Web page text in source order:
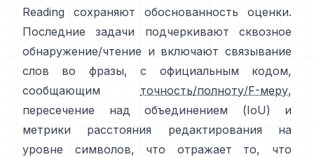
Reading
сохраняют обоснованность оценки.
Последние задачи подчеркивают сквозное
обнаружение/чтение и включают связывание
слов во фразы, с официальным кодом,
сообщающим
точность/полноту/F-меру,
пересечение над объединением (IoU) и
метрики расстояния редактирования на
уровне символов, что отражает то, что